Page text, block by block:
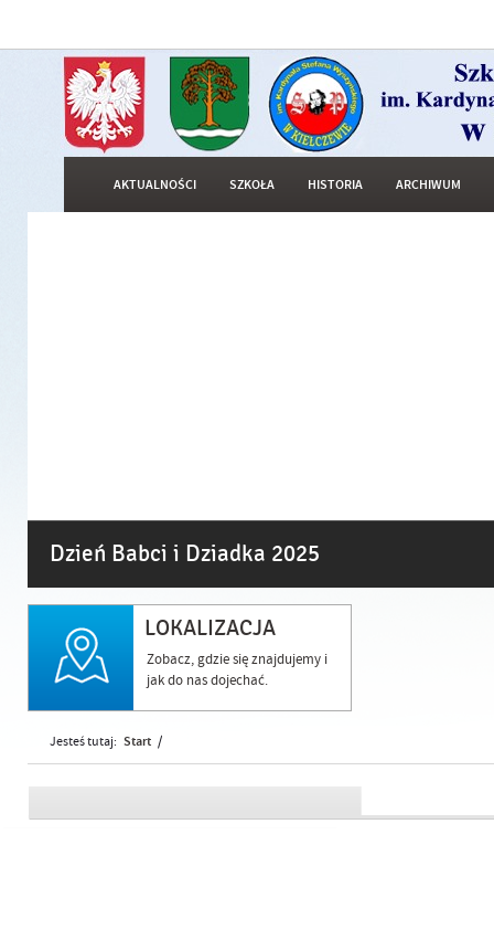
AKTUALNOŚCI SZKOŁA HISTORIA ARCHIWUM
Dzień Babci i Dziadka 2025
LOKALIZACJA
Zobacz, gdzie się znajdujemy i
jak do nas dojechać.
Jesteś tutaj: Start /